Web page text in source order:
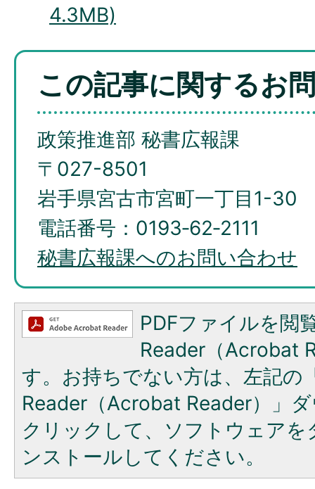
4.3MB)
この記事に関するお
政策推進部 秘書広報課
〒027-8501
岩手県宮古市宮町一丁目1-30
電話番号：0193‐62‐2111
秘書広報課へのお問い合わせ
PDFファイルを閲
Reader（Acrobat
す。お持ちでない方は、左記の
Reader（Acrobat Reader）」
クリックして、ソフトウェア
ンストールしてください。